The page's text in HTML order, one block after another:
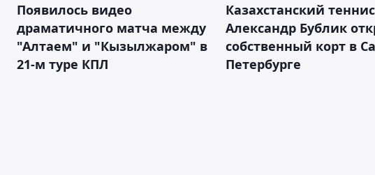
Появилось видео
драматичного матча между
"Алтаем" и "Кызылжаром" в
21-м туре КПЛ
Казахстанский
Александр Бублик
собственный корт в
Петербурге